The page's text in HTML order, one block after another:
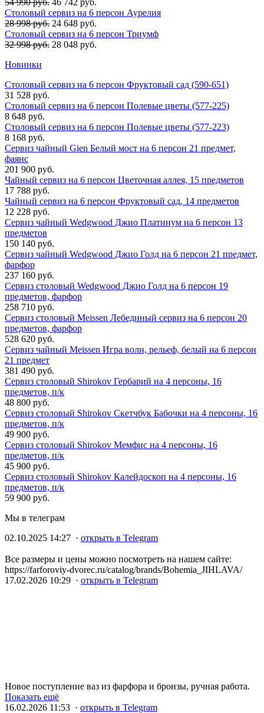
54 990 руб. 46 742 руб.
Столовый сервиз на 6 персон Аурелия
28 998 руб. 24 648 руб.
Столовый сервиз на 6 персон Триумф
32 998 руб. 28 048 руб.
Новинки
Столовый сервиз на 6 персон Фруктовый сад (590-651)
31 528 руб.
Столовый сервиз на 6 персон Полевые цветы (577-225)
8 648 руб.
Столовый сервиз на 6 персон Полевые цветы (577-223)
8 168 руб.
Сервиз чайный Gien Белый мост на 6 персон 21 предмет,
фаянс
201 900 руб.
Чайный сервиз на 6 персон Цветочная аллея, 15 предметов
17 788 руб.
Чайный сервиз на 6 персон Фруктовый сад, 14 предметов
12 228 руб.
Сервиз чайный Wedgwood Джио Платинум на 6 персон 13
предметов
150 140 руб.
Сервиз чайный Wedgwood Джио Голд на 6 персон 21 предмет,
фарфор
237 160 руб.
Сервиз столовый Wedgwood Джио Голд на 6 персон 19
предметов, фарфор
258 710 руб.
Сервиз столовый Meissen Лебединый сервиз на 6 персон 20
предметов, фарфор
528 620 руб.
Сервиз чайный Meissen Игра волн, рельеф, белый на 6 персон
21 предмет
381 490 руб.
Сервиз столовый Shirokov Гербарий на 4 персоны, 16
предметов, п/к
48 800 руб.
Сервиз столовый Shirokov Скетчбук Бабочки на 4 персоны, 16
предметов, п/к
49 900 руб.
Сервиз столовый Shirokov Мемфис на 4 персоны, 16
предметов, п/к
45 900 руб.
Сервиз столовый Shirokov Калейдоскоп на 4 персоны, 16
предметов, п/к
59 900 руб.
Мы в телеграм
02.10.2025 14:27 · открыть в Telegram
Все размеры и цены можно посмотреть на нашем сайте:
https://farforoviy-dvorec.ru/catalog/brands/Bohemia_JIHLAVA/
17.02.2026 10:29 · открыть в Telegram
Новое поступление ваз из фарфора и бронзы, ручная работа.
Показать ещё
16.02.2026 11:53 · открыть в Telegram